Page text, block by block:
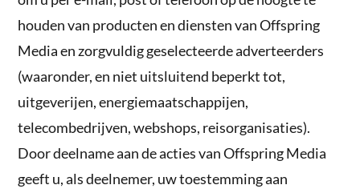
houden van producten en diensten van Offspring
Media en zorgvuldig geselecteerde adverteerders
(waaronder, en niet uitsluitend beperkt tot,
uitgeverijen, energiemaatschappijen,
telecombedrijven, webshops, reisorganisaties).
Door deelname aan de acties van Offspring Media
geeft u, als deelnemer, uw toestemming aan